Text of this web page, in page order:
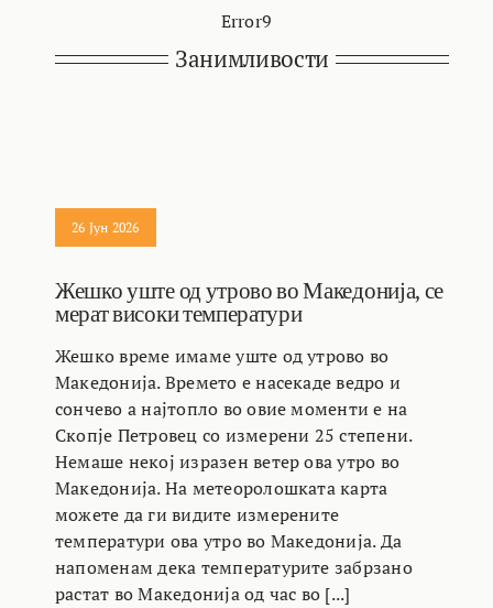
Error9
Занимливости
26 Јун 2026
Жешко уште од утрово во Македонија, се
мерат високи температури
Жешко време имаме уште од утрово во
Македонија. Времето е насекаде ведро и
сончево а најтопло во овие моменти е на
Скопје Петровец со измерени 25 степени.
Немаше некој изразен ветер ова утро во
Македонија. На метеоролошката карта
можете да ги видите измерените
температури ова утро во Македонија. Да
напоменам дека температурите забрзано
растат во Македонија од час во [...]